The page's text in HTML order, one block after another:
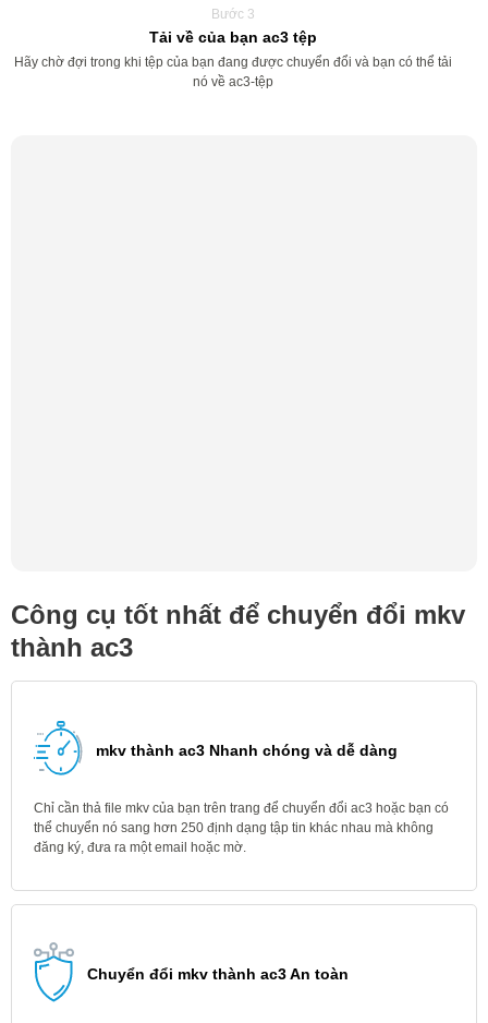
Bước 3
Tải về của bạn ac3 tệp
Hãy chờ đợi trong khi tệp của bạn đang được chuyển đổi và bạn có thể tải
nó về ac3-tệp
Công cụ tốt nhất để chuyển đổi mkv
thành ac3
mkv thành ac3 Nhanh chóng và dễ dàng
Chỉ cần thả file mkv của bạn trên trang để chuyển đổi ac3 hoặc bạn có
thể chuyển nó sang hơn 250 định dạng tập tin khác nhau mà không
đăng ký, đưa ra một email hoặc mờ.
Chuyển đổi mkv thành ac3 An toàn